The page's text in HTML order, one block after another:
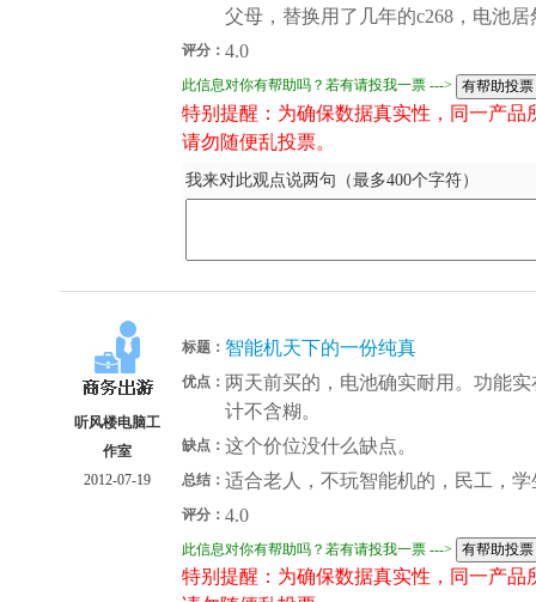
父母，替换用了几年的c268，电池
评分： 4.0
此信息对你有帮助吗？若有请投我一票 --->
特别提醒：为确保数据真实性，同一产
请勿随便乱投票。
我来对此观点说两句（最多400个字符）
听风楼电脑工
作室
2012-07-19
标题： 智能机天下的一份纯真
优点： 两天前买的，电池确实耐用。功能
计不含糊。
缺点： 这个价位没什么缺点。
总结： 适合老人，不玩智能机的，民工，
评分： 4.0
此信息对你有帮助吗？若有请投我一票 --->
特别提醒：为确保数据真实性，同一产